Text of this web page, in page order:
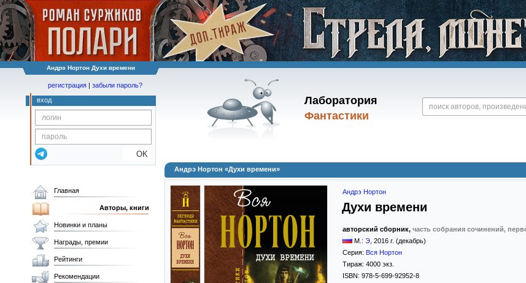
Андрэ Нортон Духи времени
Лаборатория
Фантастики
регистрация | забыли пароль?
вход
OK
Андрэ Нортон «Духи времени»
Андрэ Нортон
Духи времени
авторский сборник, часть собрания сочинений,
М.: Э 2016 г. (декабрь)
Серия: Вся Нортон
Тираж: 4000 экз.
ISBN: 978-5-699-92952-8
Главная
Авторы, книги
Новинки и планы
Награды, премии
Рейтинги
Рекомендации